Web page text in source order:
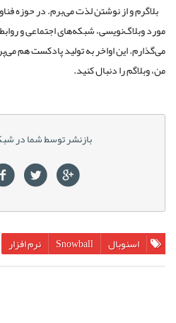
بلاگرم و از نوشتن لذت می‌برم. در حوزه
مورد وبلاگ‌نویسی، شبکه‌های اجتماعی و
می‌گذارم. این اواخر به تولید پادکست هم
من، وبلاگم را دنبال کنید.
بازنشر توسط شما در
اسنوبال Snowball نرم افزار